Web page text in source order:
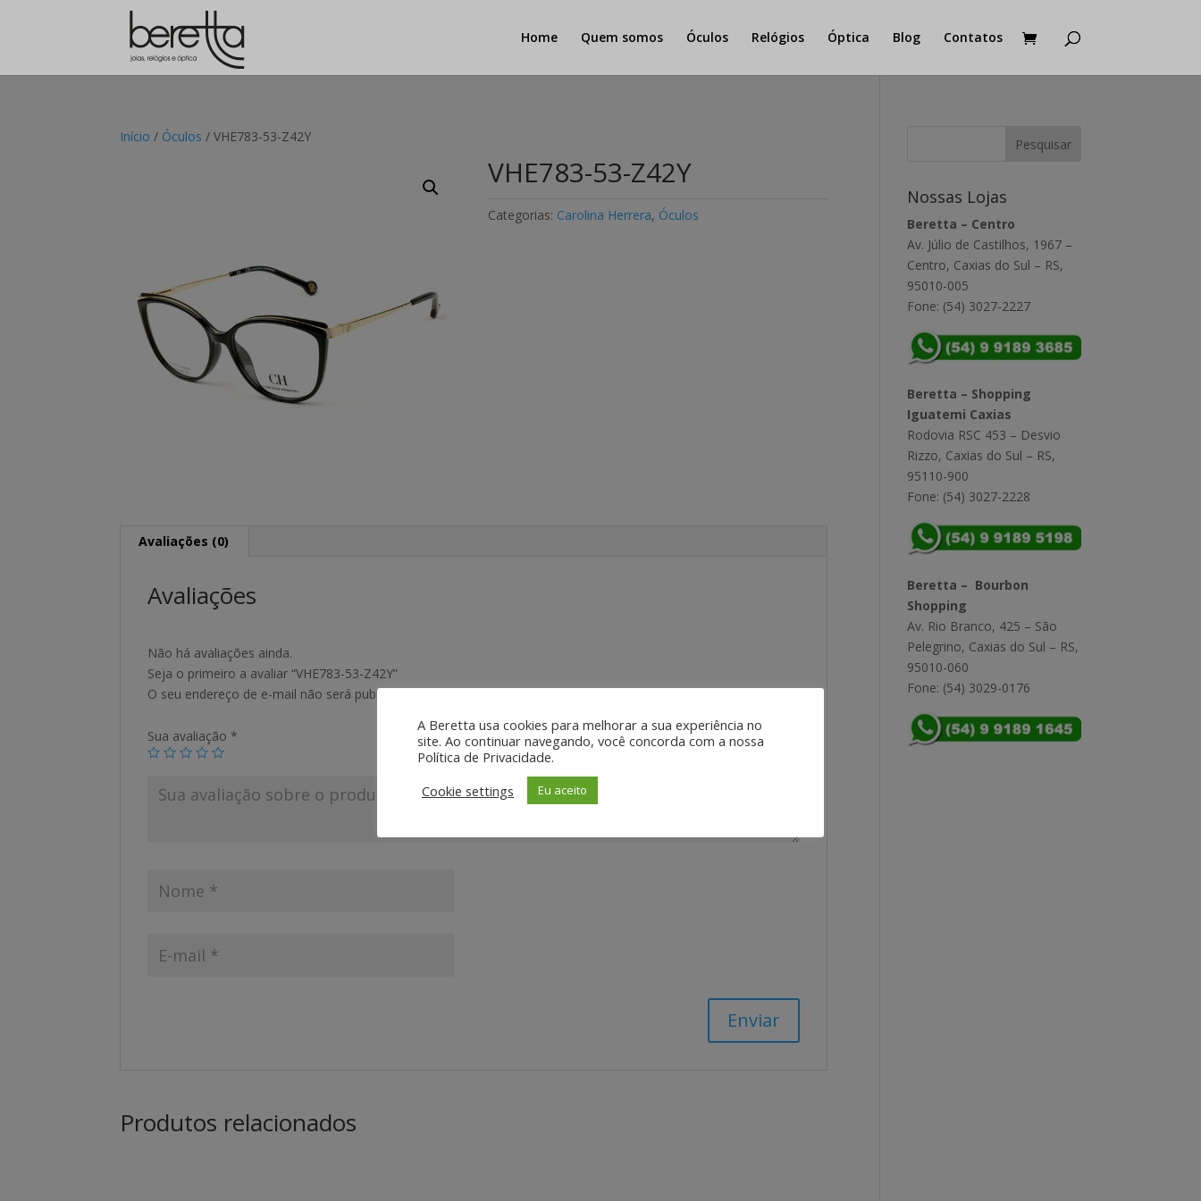
Home Quem somos Óculos Relógios Óptica Blog Contatos
Início / Óculos / VHE783-53-Z42Y
VHE783-53-Z42Y
Categorias: Carolina Herrera, Óculos
Avaliações (0)
Avaliações
Não há avaliações ainda.
Seja o primeiro a avaliar “VHE783-53-Z42Y”
O seu endereço de e-mail não será publicado. Campos obrigatórios são marcados com*
Sua avaliação *
Produtos relacionados
Nossas Lojas
Beretta – Centro
Av. Júlio de Castilhos, 1967 –
Centro, Caxias do Sul – RS,
95010-005
Fone: (54) 3027-2227
Beretta – Shopping
Iguatemi Caxias
Rodovia RSC 453 – Desvio
Rizzo, Caxias do Sul – RS,
95110-900
Fone: (54) 3027-2228
Beretta – Bourbon
Shopping
Av. Rio Branco, 425 – São
Pelegrino, Caxias do Sul – RS,
95010-060
Fone: (54) 3029-0176
A Beretta usa cookies para melhorar a sua experiência no
site. Ao continuar navegando, você concorda com a nossa
Política de Privacidade.
Cookie settings
Eu aceito